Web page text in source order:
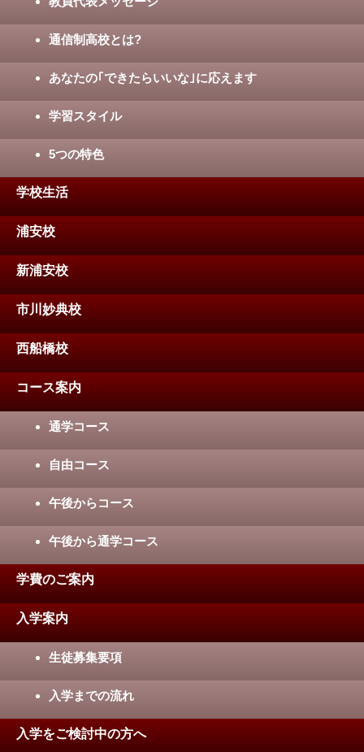
通信制高校とは?
あなたの｢できたらいいな｣に応えます
学習スタイル
5つの特色
学校生活
浦安校
新浦安校
市川妙典校
西船橋校
コース案内
通学コース
自由コース
午後からコース
午後から通学コース
学費のご案内
入学案内
生徒募集要項
入学までの流れ
入学をご検討中の方へ